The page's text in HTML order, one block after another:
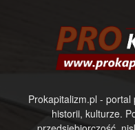
Prokapitalizm.pl -
historii, kulturze.